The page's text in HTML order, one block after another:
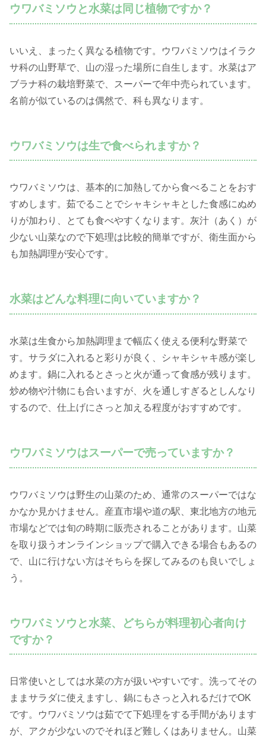
ウワバミソウと水菜は同じ植物ですか？
いいえ、まったく異なる植物です。ウワバミソウはイラク
サ科の山野草で、山の湿った場所に自生します。水菜はア
ブラナ科の栽培野菜で、スーパーで年中売られています。
名前が似ているのは偶然で、科も異なります。
ウワバミソウは生で食べられますか？
ウワバミソウは、基本的に加熱してから食べることをおす
すめします。茹でることでシャキシャキとした食感にぬめ
りが加わり、とても食べやすくなります。灰汁（あく）が
少ない山菜なので下処理は比較的簡単ですが、衛生面から
も加熱調理が安心です。
水菜はどんな料理に向いていますか？
水菜は生食から加熱調理まで幅広く使える便利な野菜で
す。サラダに入れると彩りが良く、シャキシャキ感が楽し
めます。鍋に入れるとさっと火が通って食感が残ります。
炒め物や汁物にも合いますが、火を通しすぎるとしんなり
するので、仕上げにさっと加える程度がおすすめです。
ウワバミソウはスーパーで売っていますか？
ウワバミソウは野生の山菜のため、通常のスーパーではな
かなか見かけません。産直市場や道の駅、東北地方の地元
市場などでは旬の時期に販売されることがあります。山菜
を取り扱うオンラインショップで購入できる場合もあるの
で、山に行けない方はそちらを探してみるのも良いでしょ
う。
ウワバミソウと水菜、どちらが料理初心者向け
ですか？
日常使いとしては水菜の方が扱いやすいです。洗ってその
ままサラダに使えますし、鍋にもさっと入れるだけでOK
です。ウワバミソウは茹でて下処理をする手間があります
が、アクが少ないのでそれほど難しくはありません。山菜